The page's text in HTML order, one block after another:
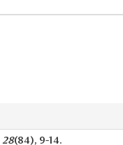
28(84), 9-14.